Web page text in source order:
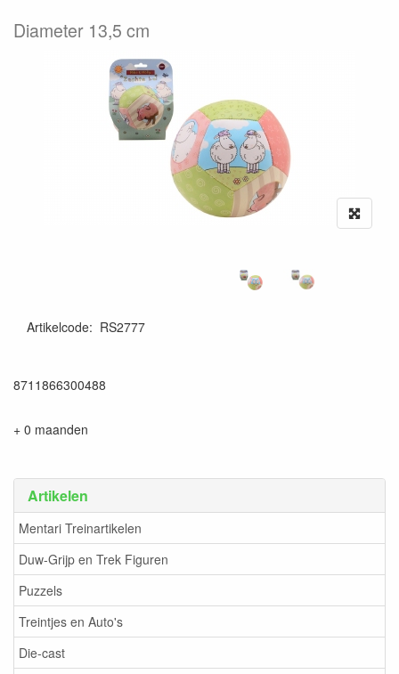
Artikelen
Mentari Treinartikelen
Duw-Grijp en Trek Figuren
Puzzels
Treintjes en Auto's
Die-cast
Diameter 13,5 cm
Artikelcode: RS2777
8711866300488
+ 0 maanden